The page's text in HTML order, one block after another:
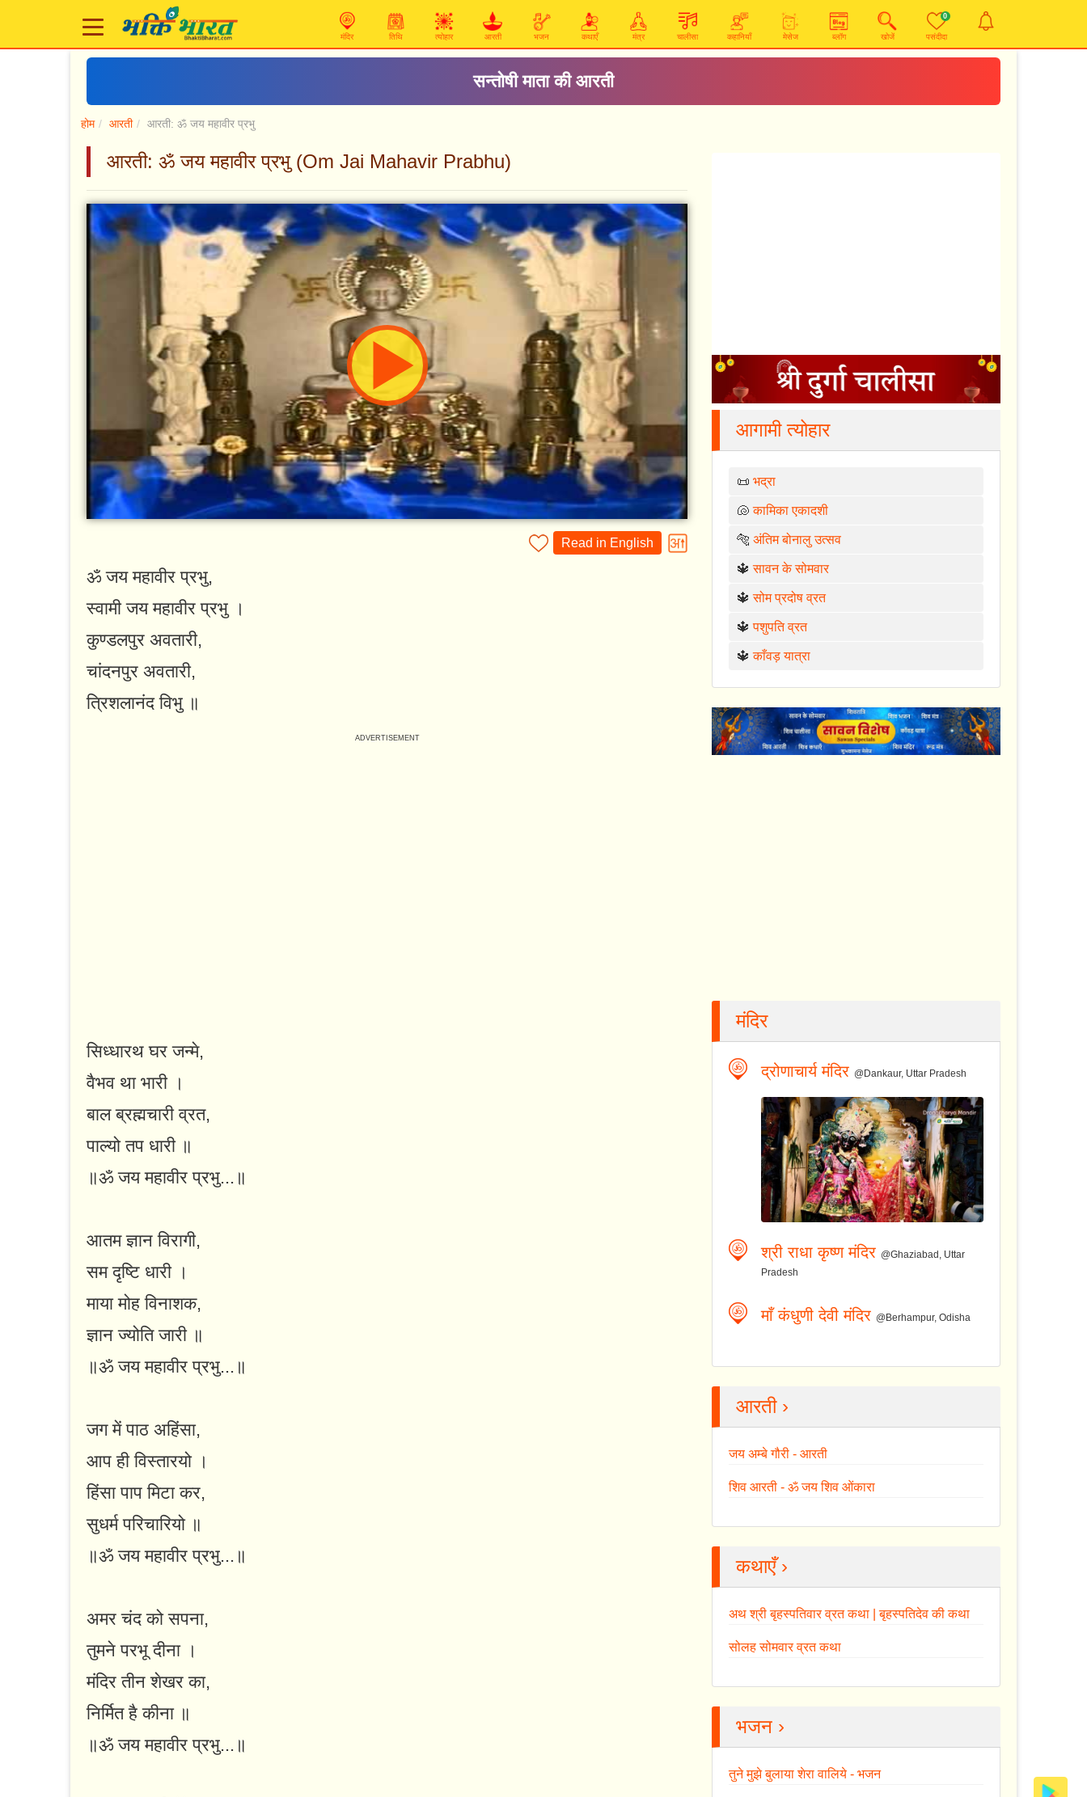
मंदिर तिथि त्योहार आरती भजन कथाएँ मंत्र चालीसा कहानियाँ मेसेज ब्लॉग खोजें
0
पसंदीदा
सन्तोषी माता की आरती
होम आरती आरती: ॐ जय महावीर प्रभु
आरती: ॐ जय महावीर प्रभु (Om Jai Mahavir Prabhu)
Read in English
ॐ जय महावीर प्रभु,
स्वामी जय महावीर प्रभु ।
कुण्डलपुर अवतारी,
चांदनपुर अवतारी,
त्रिशलानंद विभु ॥
सिध्धारथ घर जन्मे,
वैभव था भारी ।
बाल ब्रह्मचारी व्रत,
पाल्यो तप धारी ॥
॥ॐ जय महावीर प्रभु...॥
आतम ज्ञान विरागी,
सम दृष्टि धारी ।
माया मोह विनाशक,
ज्ञान ज्योति जारी ॥
॥ॐ जय महावीर प्रभु...॥
जग में पाठ अहिंसा,
आप ही विस्तारयो ।
हिंसा पाप मिटा कर,
सुधर्म परिचारियो ॥
॥ॐ जय महावीर प्रभु...॥
अमर चंद को सपना,
तुमने परभू दीना ।
मंदिर तीन शेखर का,
निर्मित है कीना ॥
॥ॐ जय महावीर प्रभु...॥
आगामी त्योहार
📜भद्रा
🐚कामिका एकादशी
🐅अंतिम बोनालु उत्सव
🔱सावन के सोमवार
🔱सोम प्रदोष व्रत
🔱पशुपति व्रत
🔱काँवड़ यात्रा
मंदिर
द्रोणाचार्य मंदिर @Dankaur, Uttar Pradesh
श्री राधा कृष्ण मंदिर @Ghaziabad, Uttar
Pradesh
माँ कंधुणी देवी मंदिर @Berhampur, Odisha
आरती ›
जय अम्बे गौरी - आरती
शिव आरती - ॐ जय शिव ओंकारा
कथाएँ ›
अथ श्री बृहस्पतिवार व्रत कथा | बृहस्पतिदेव की कथा
सोलह सोमवार व्रत कथा
भजन ›
तुने मुझे बुलाया शेरा वालिये - भजन